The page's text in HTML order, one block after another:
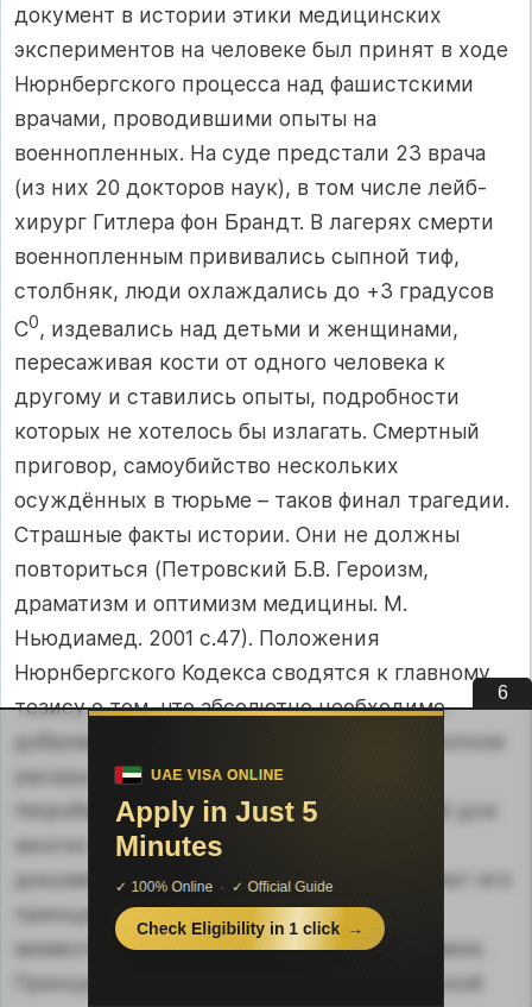
документ в истории этики медицинских
экспериментов на человеке был принят в ходе
Нюрнбергского процесса над фашистскими
врачами, проводившими опыты на
военнопленных. На суде предстали 23 врача
(из них 20 докторов наук), в том числе лейб-
хирург Гитлера фон Брандт. В лагерях смерти
военнопленным прививались сыпной тиф,
столбняк, люди охлаждались до +3 градусов
С0, издевались над детьми и женщинами,
пересаживая кости от одного человека к
другому и ставились опыты, подробности
которых не хотелось бы излагать. Смертный
приговор, самоубийство нескольких
осуждённых в тюрьме – таков финал трагедии.
Страшные факты истории. Они не должны
повториться (Петровский Б.В. Героизм,
драматизм и оптимизм медицины. М.
Ньюдиамед. 2001 с.47). Положения
Нюрнбергского Кодекса сводятся к главному
тезису о том, что абсолютно необходимо
добровольное согласие подопытного и полное
раскрытие всех деталей эксперимента.
Нюрнбергский Кодекс послужил основой для
многих последующих международных
документов, каждый из которых повторяет его
принципы, расширяя и добавляя новые
моменты экспериментирования на человеке.
Принципиальным положением Хельсинской
5